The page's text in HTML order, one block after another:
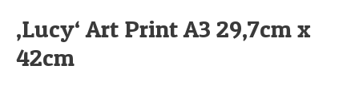
‚Lucy‘ Art Print A3 29,7cm x
42cm